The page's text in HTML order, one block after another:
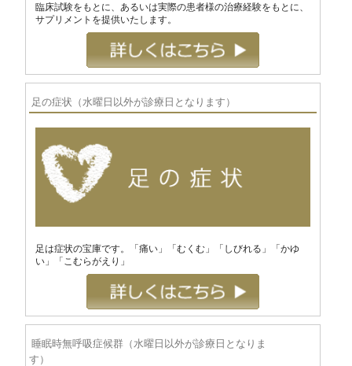
臨床試験をもとに、あるいは実際の患者様の治療経験をもとに、
サプリメントを提供いたします。
足の症状（水曜日以外が診療日となります）
足は症状の宝庫です。「痛い」「むくむ」「しびれる」「かゆ
い」「こむらがえり」
睡眠時無呼吸症候群（水曜日以外が診療日となりま
す）